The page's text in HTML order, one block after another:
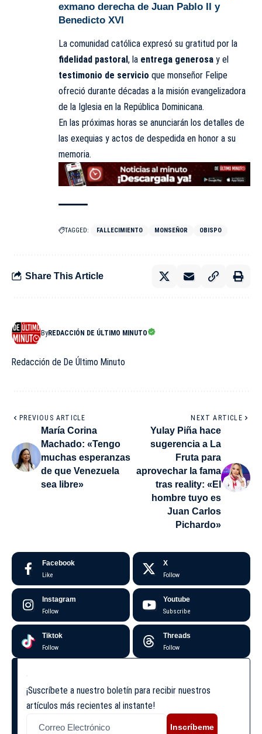
exmano derecha de Juan Pablo II y
Benedicto XVI
La comunidad católica expresó su gratitud por la
fidelidad pastoral , la entrega generosa y el
testimonio de servicio que monseñor Felipe
ofreció durante décadas a la misión evangelizadora
de la Iglesia en la República Dominicana.
En las próximas horas se anunciarán los detalles de
las exequias y actos de despedida en honor a su
memoria.
TAGGED: FALLECIMIENTO MONSEÑOR OBISPO
Share This Article
ByREDACCIÓN DE ÚLTIMO MINUTO
Redacción de De Último Minuto
PREVIOUS ARTICLE
María Corina
Machado: «Tengo
muchas esperanzas
de que Venezuela
sea libre»
NEXT ARTICLE
Yulay Piña hace
sugerencia a La
Fruta para
aprovechar la fama
tras reality: «El
hombre tuyo es
Juan Carlos
Pichardo»
Facebook
Like
X
Follow
Instagram
Follow
Youtube
Subscribe
Tiktok
Follow
Threads
Follow
¡Suscríbete a nuestro boletín para recibir nuestros
artículos más recientes al instante!
Inscríbeme